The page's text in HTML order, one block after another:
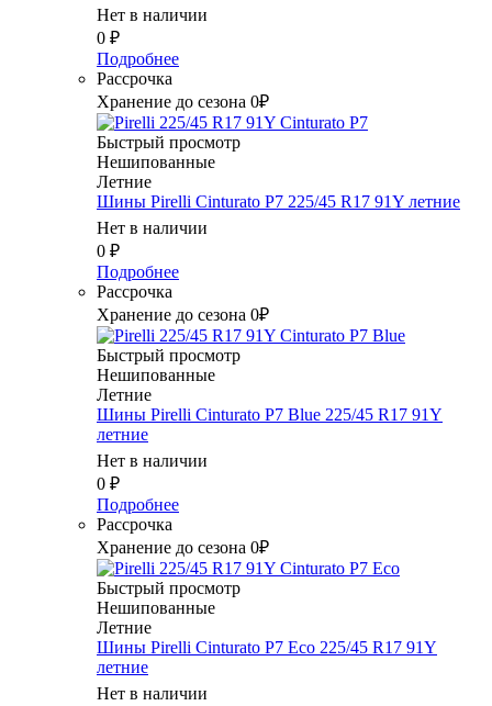
Нет в наличии
0 ₽
Подробнее
Рассрочка
Хранение до сезона 0₽
Быстрый просмотр
Нешипованные
Летние
Шины Pirelli Cinturato P7 225/45 R17 91Y летние
Нет в наличии
0 ₽
Подробнее
Рассрочка
Хранение до сезона 0₽
Быстрый просмотр
Нешипованные
Летние
Шины Pirelli Cinturato P7 Blue 225/45 R17 91Y
летние
Нет в наличии
0 ₽
Подробнее
Рассрочка
Хранение до сезона 0₽
Быстрый просмотр
Нешипованные
Летние
Шины Pirelli Cinturato P7 Eco 225/45 R17 91Y
летние
Нет в наличии